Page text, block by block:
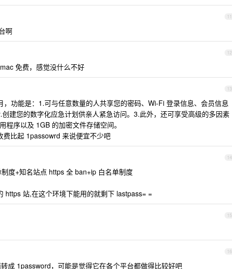
11
啊
12
免费，感觉没什么不好
13
，功能是：1.可与任意数量的人共享您的密码、Wi-Fi 登录信息、会员信息
建您的数字化应急计划供亲人紧急访问。3.此外，还可享受高级的多因素
序以及 1GB 的加密文件存储空间。
比起 1passowrd 来说便宜不少吧
14
度+知名站点 https 全 ban+ip 白名单制度
https 站,在这个环境下能用的就剩下 lastpass= =
15
16
成 1password，可能是觉得它在各个平台都做得比较好吧